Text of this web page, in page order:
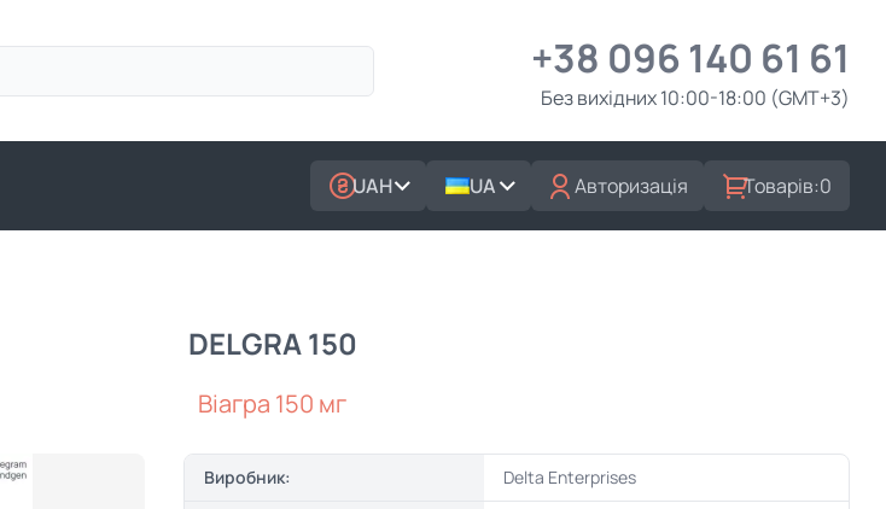
+38 096 140 61 61
Без вихідних 10:00-18:00 (GMT+3)
UAH UA Авторизація Товарів:0
DELGRA 150
Віагра 150 мг
Виробник: Delta Enterprises